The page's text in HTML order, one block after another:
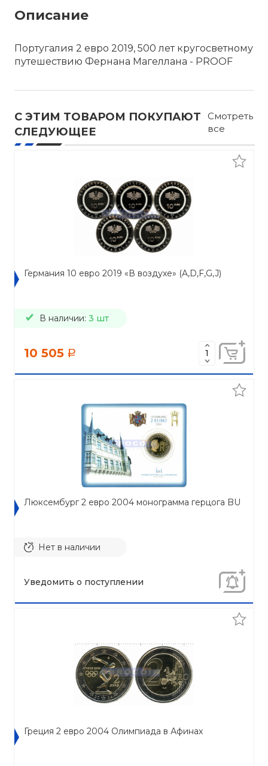
Описание
Португалия 2 евро 2019, 500 лет кругосветному
путешествию Фернана Магеллана - PROOF
С ЭТИМ ТОВАРОМ ПОКУПАЮТ
СЛЕДУЮЩЕЕ
Смотреть
все
Германия 10 евро 2019 «В воздухе» (A,D,F,G,J)
В наличии: 3 шт
10 505 a
Люксембург 2 евро 2004 монограмма герцога BU
Нет в наличии
Уведомить о поступлении
Греция 2 евро 2004 Олимпиада в Афинах